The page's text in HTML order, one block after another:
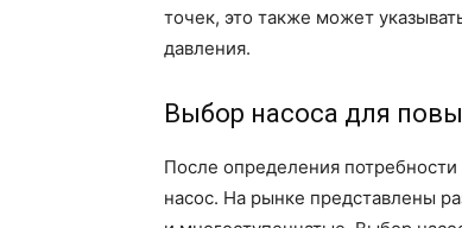
точек, это также может
давления.
Выбор насоса для
После определения
насос. На рынке представлены